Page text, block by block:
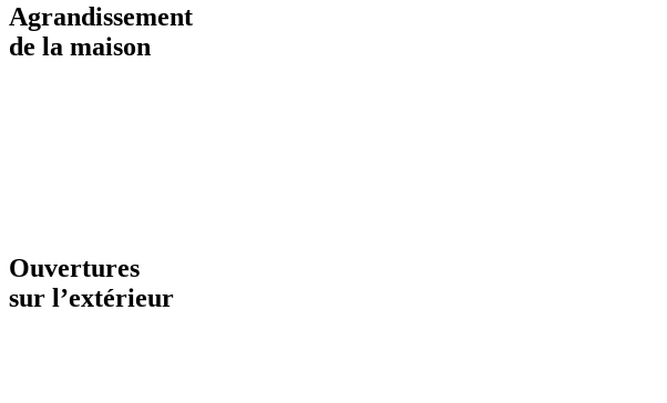
Agrandissement
de la maison
Ouvertures
sur l’extérieur